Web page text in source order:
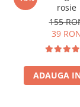
rosie
155
39
ADAUGA